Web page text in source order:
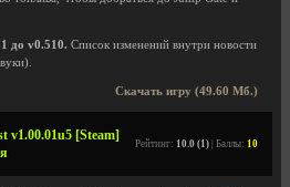
до v0.510. Список изменений внутри новости
Скачать игру (49.60 Мб.)
v1.00.01u5 [Steam]
Рейтинг: 10.0 (1) | Баллы: 10